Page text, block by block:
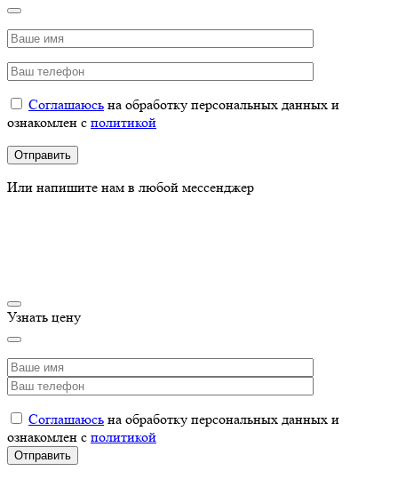
Соглашаюсь на обработку персональных данных и
ознакомлен с политикой
Или напишите нам в любой мессенджер
Узнать цену
Соглашаюсь на обработку персональных данных и
ознакомлен с политикой